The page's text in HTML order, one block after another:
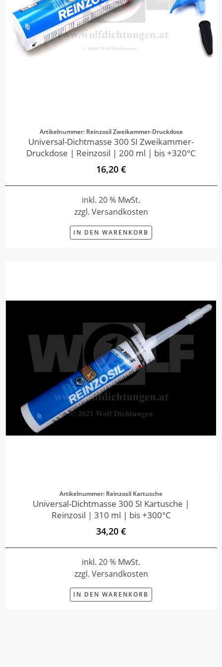
Artikelnummer: Reinzosil Zweikammer-Druckdose
Universal-Dichtmasse 300 SI Zweikammer-
Druckdose | Reinzosil | 200 ml | bis +320°C
16,20 €
inkl. 20 % MwSt.
zzgl. Versandkosten
IN DEN WARENKORB
Artikelnummer: Reinzosil Kartusche
Universal-Dichtmasse 300 SI Kartusche |
Reinzosil | 310 ml | bis +300°C
34,20 €
inkl. 20 % MwSt.
zzgl. Versandkosten
IN DEN WARENKORB